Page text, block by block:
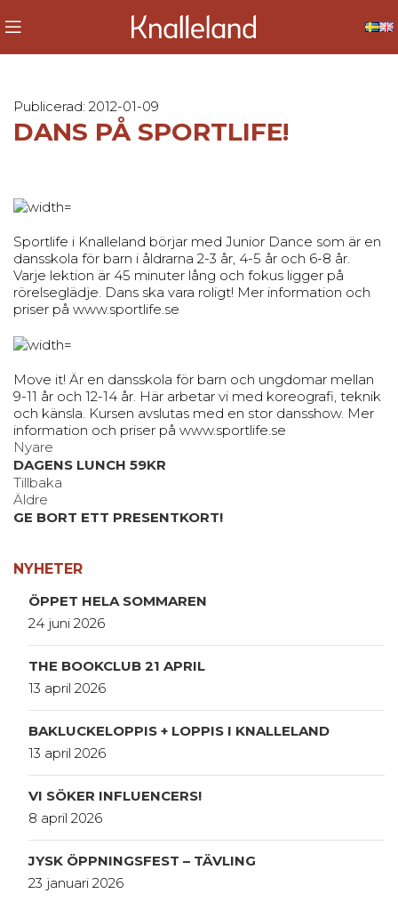
Publicerad: 2012-01-09
DANS PÅ SPORTLIFE!
Sportlife i Knalleland börjar med Junior Dance som är en
dansskola för barn i åldrarna 2-3 år, 4-5 år och 6-8 år.
Varje lektion är 45 minuter lång och fokus ligger på
rörelseglädje. Dans ska vara roligt! Mer information och
priser på www.sportlife.se
Move it! Är en dansskola för barn och ungdomar mellan
9-11 år och 12-14 år. Här arbetar vi med koreografi, teknik
och känsla. Kursen avslutas med en stor dansshow. Mer
information och priser på www.sportlife.se
Nyare
DAGENS LUNCH 59KR
Tillbaka
Äldre
GE BORT ETT PRESENTKORT!
NYHETER
ÖPPET HELA SOMMAREN
24 juni 2026
THE BOOKCLUB 21 APRIL
13 april 2026
BAKLUCKELOPPIS + LOPPIS I KNALLELAND
13 april 2026
VI SÖKER INFLUENCERS!
8 april 2026
JYSK ÖPPNINGSFEST – TÄVLING
23 januari 2026